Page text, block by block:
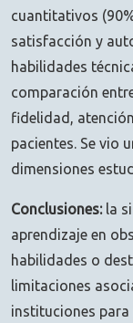
cuantitativos
satisfacción y
habilidades
comparación
fidelidad,
pacientes. Se vio
dimensiones
Conclusiones:la
aprendizaje en
habilidades o
limitaciones
instituciones